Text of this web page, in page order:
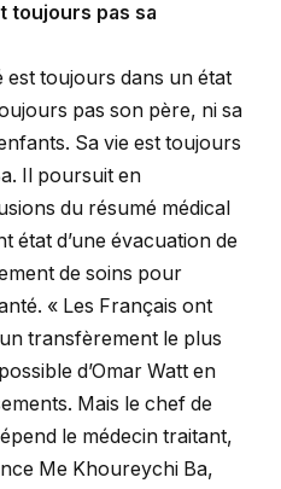
toujours pas sa
est toujours dans un état
pas son père, ni sa
Sa vie est toujours
Il poursuit en
du résumé médical
état d’une évacuation de
de soins pour
« Les Français ont
transfèrement le plus
d’Omar Watt en
Mais le chef de
le médecin traitant,
Me Khoureychi Ba,